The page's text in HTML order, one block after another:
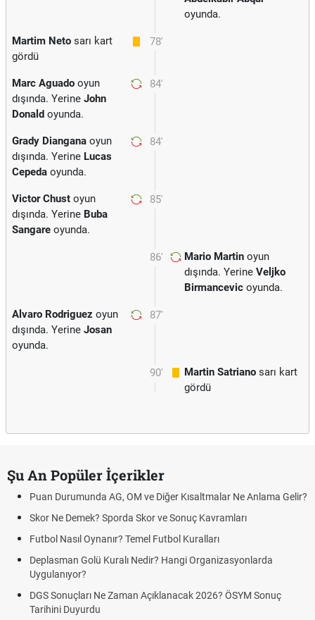
oyunda.
78'
Martim Neto sarı kart
gördü
84'
Marc Aguado oyun
dışında. Yerine John
Donald oyunda.
84'
Grady Diangana oyun
dışında. Yerine Lucas
Cepeda oyunda.
85'
Victor Chust oyun
dışında. Yerine Buba
Sangare oyunda.
86' Mario Martin oyun
dışında. Yerine Veljko
Birmancevic oyunda.
87'
Alvaro Rodriguez oyun
dışında. Yerine Josan
oyunda.
90' Martin Satriano sarı kart
gördü
Şu An Popüler İçerikler
Puan Durumunda AG, OM ve Diğer Kısaltmalar Ne Anlama Gelir?
Skor Ne Demek? Sporda Skor ve Sonuç Kavramları
Futbol Nasıl Oynanır? Temel Futbol Kuralları
Deplasman Golü Kuralı Nedir? Hangi Organizasyonlarda
Uygulanıyor?
DGS Sonuçları Ne Zaman Açıklanacak 2026? ÖSYM Sonuç
Tarihini Duyurdu